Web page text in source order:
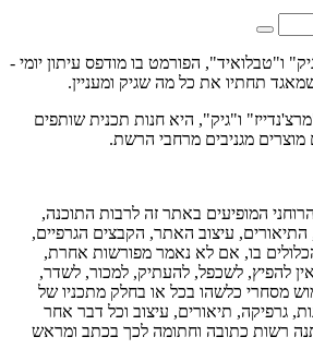
ו"טבלואיד", הפורמט בו מודפס עיתון יומי -
תחתיו את כל מה שגיק ומעניין.
ו"גיק", היא חנות תכנית שותפים
הרוחני המופיעים באתר זה לרבות התוכנה,
עיצוב האתר, הקבצים הגרפיים,
בו, אם לא נאמר מפורשות אחרת,
להפיץ, לשכפל, להעתיק, למכור, לשדר,
מסחרי כלשהו בכל או בחלק מתכניו של
גרפיקה, תיאורים, עיצוב וכל דבר אחר
רשות כתובה וחתומה לכך בכתב ומראש